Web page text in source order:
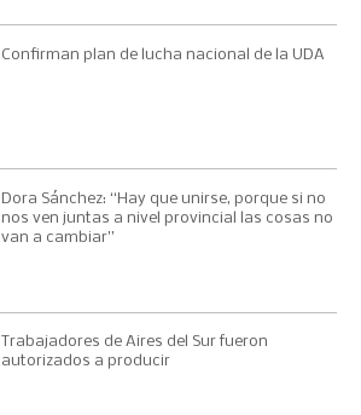
Confirman plan de lucha nacional de la UDA
Dora Sánchez: “Hay que unirse, porque si no
nos ven juntas a nivel provincial las cosas no
van a cambiar”
Trabajadores de Aires del Sur fueron
autorizados a producir